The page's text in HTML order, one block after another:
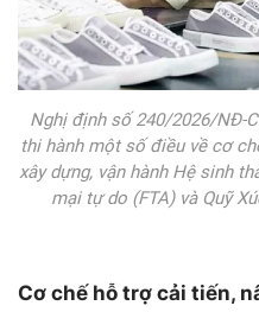
Nghị định số 240/2026/NĐ-
thi hành một số điều về cơ
xây dựng, vận hành Hệ sinh
mại tự do (FTA) và Quỹ
Cơ chế hỗ trợ cải tiến,